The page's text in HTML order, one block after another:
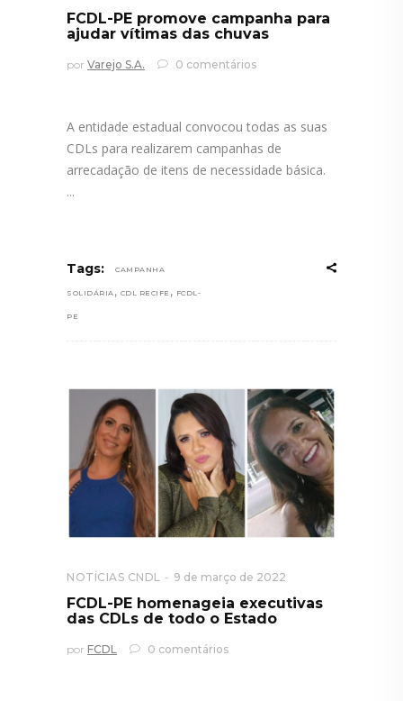
FCDL-PE promove campanha para
ajudar vítimas das chuvas
por Varejo S.A. 0 comentários
A entidade estadual convocou todas as suas
CDLs para realizarem campanhas de
arrecadação de itens de necessidade básica.
Tags: CAMPANHA
SOLIDÁRIA , CDL RECIFE , FCDL-
PE
NOTÍCIAS CNDL 9 de março de 2022
FCDL-PE homenageia executivas
das CDLs de todo o Estado
por FCDL 0 comentários